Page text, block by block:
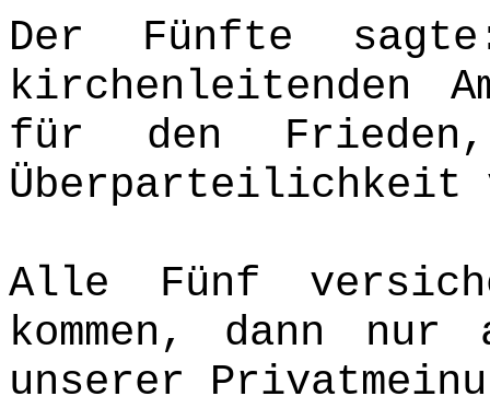
Der Fünfte
kirchenleitenden
für den
Alle Fünf
kommen, dann
unserer